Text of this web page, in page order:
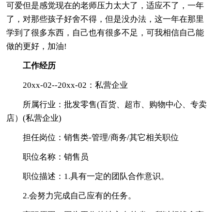
可爱但是感觉现在的老师压力太大了，适应不了，一年
了，对那些孩子好舍不得，但是没办法，这一年在那里
学到了很多东西，自己也有很多不足，可我相信自己能
做的更好，加油!
工作经历
20xx-02--20xx-02：私营企业
所属行业：批发零售(百货、超市、购物中心、专卖
店）(私营企业)
担任岗位：销售类-管理/商务/其它相关职位
职位名称：销售员
职位描述：1.具有一定的团队合作意识。
2.会努力完成自己应有的任务。